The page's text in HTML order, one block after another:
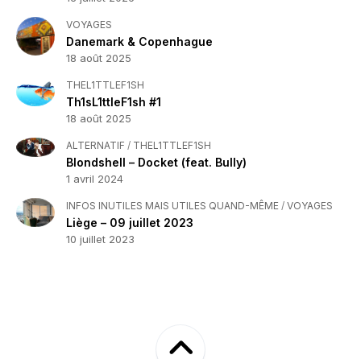
VOYAGES
Danemark & Copenhague
18 août 2025
THEL1TTLEF1SH
Th1sL1ttleF1sh #1
18 août 2025
ALTERNATIF / THEL1TTLEF1SH
Blondshell – Docket (feat. Bully)
1 avril 2024
INFOS INUTILES MAIS UTILES QUAND-MÊME / VOYAGES
Liège – 09 juillet 2023
10 juillet 2023